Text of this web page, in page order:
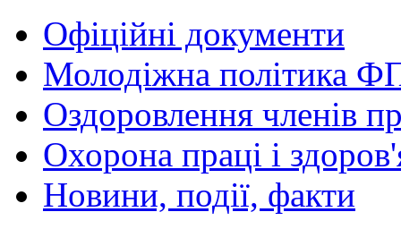
Офіційні документи
Молодіжна політика
Оздоровлення членів
Охорона праці і
Новини, події, факти